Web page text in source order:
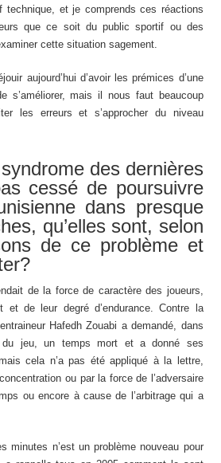
technique, et je comprends ces réactions
que ce soit du public sportif ou des
cette situation sagement.
aujourd’hui d’avoir les prémices d’une
s’améliorer, mais il nous faut beaucoup
les erreurs et s’approcher du niveau
des dernières
cessé de poursuivre
dans presque
qu’elles sont, selon
de ce problème et
de la force de caractère des joueurs,
et de leur degré d’endurance. Contre la
Hafedh Zouabi a demandé, dans
du jeu, un temps mort et a donné ses
cela n’a pas été appliqué à la lettre,
ou par la force de l’adversaire
ou encore à cause de l’arbitrage qui a
minutes n’est un problème nouveau pour